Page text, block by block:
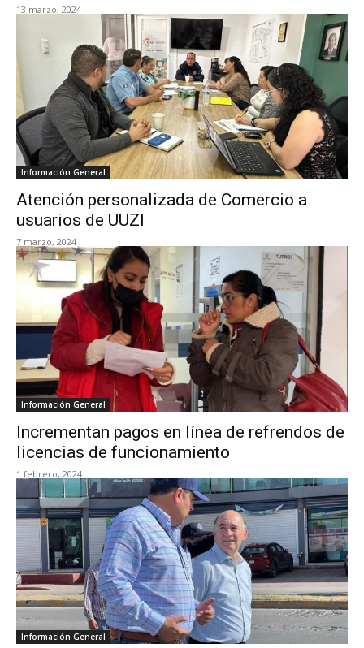
13 marzo, 2024
Información General
Atención personalizada de Comercio a
usuarios de UUZI
7 marzo, 2024
Información General
Incrementan pagos en línea de refrendos de
licencias de funcionamiento
1 febrero, 2024
Información General